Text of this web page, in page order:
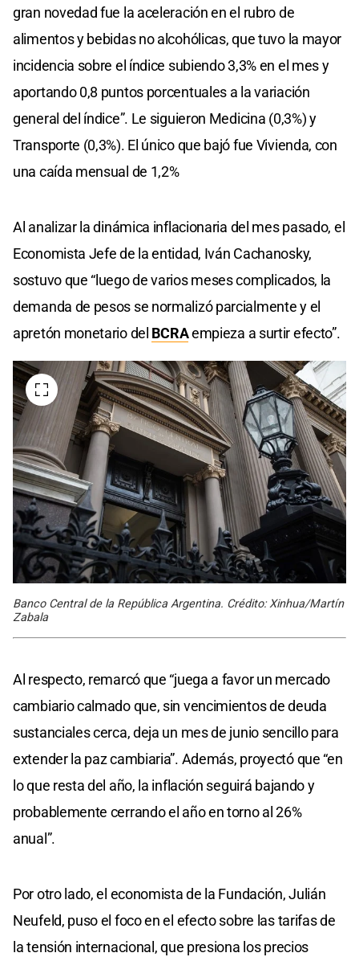
gran novedad fue la aceleración en el rubro de
alimentos y bebidas no alcohólicas, que tuvo la mayor
incidencia sobre el índice subiendo 3,3% en el mes y
aportando 0,8 puntos porcentuales a la variación
general del índice”. Le siguieron Medicina (0,3%) y
Transporte (0,3%). El único que bajó fue Vivienda, con
una caída mensual de 1,2%
Al analizar la dinámica inflacionaria del mes pasado, el
Economista Jefe de la entidad, Iván Cachanosky,
sostuvo que “luego de varios meses complicados, la
demanda de pesos se normalizó parcialmente y el
apretón monetario del BCRAempieza a surtir efecto”.
Banco Central de la República Argentina. Crédito: Xinhua/Martín
Zabala
Al respecto, remarcó que “juega a favor un mercado
cambiario calmado que, sin vencimientos de deuda
sustanciales cerca, deja un mes de junio sencillo para
extender la paz cambiaria”. Además, proyectó que “en
lo que resta del año, la inflación seguirá bajando y
probablemente cerrando el año en torno al 26%
anual”.
Por otro lado, el economista de la Fundación, Julián
Neufeld, puso el foco en el efecto sobre las tarifas de
la tensión internacional, que presiona los precios